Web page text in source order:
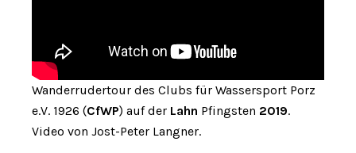
Wanderrudertour des Clubs für Wassersport Porz
e.V. 1926 (CfWP) auf der Lahn Pfingsten 2019.
Video von Jost-Peter Langner.